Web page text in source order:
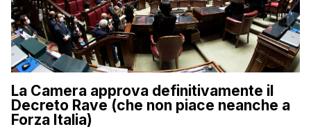
La Camera approva definitivamente il
Decreto Rave (che non piace neanche a
Forza Italia)